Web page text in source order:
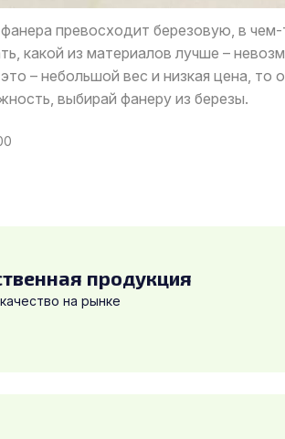
превосходит березовую, в
какой из материалов лучше –
– небольшой вес и низкая цена,
выбирай фанеру из березы.
продукция
на рынке